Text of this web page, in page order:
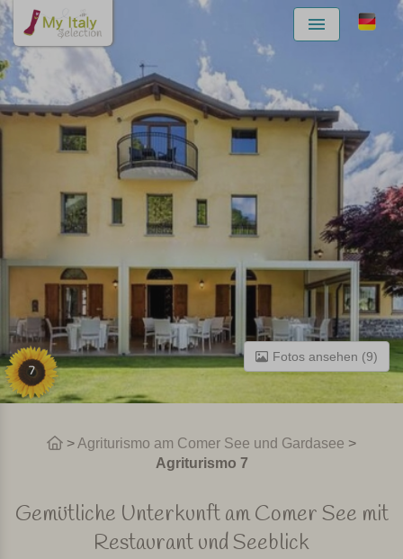
Menu
7
Fotos ansehen (9)
>Agriturismo am Comer See und Gardasee >
Agriturismo 7
Gemütliche Unterkunft am Comer See mit
Restaurant und Seeblick